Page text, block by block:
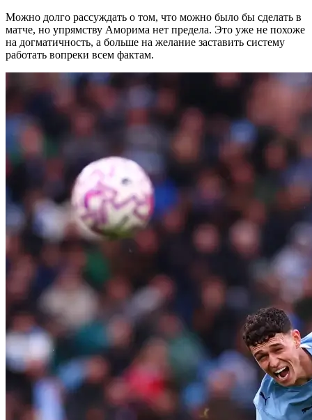
Можно долго рассуждать о том, что можно было бы сделать в
матче, но упрямству Аморима нет предела. Это уже не похоже
на догматичность, а больше на желание заставить систему
работать вопреки всем фактам.